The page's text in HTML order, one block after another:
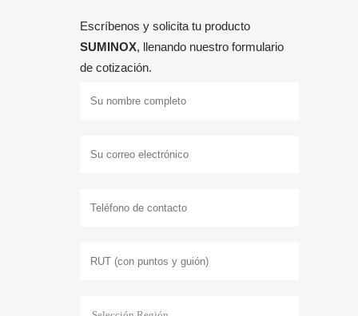
Escríbenos y solicita tu producto
SUMINOX, llenando nuestro formulario
de cotización.